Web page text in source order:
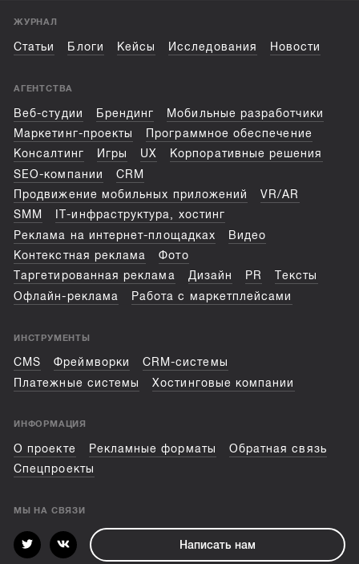
ЖУРНАЛ
Статьи Блоги Кейсы Исследования Новости
АГЕНТСТВА
Веб-студии Брендинг
Мобильные разработчики
Маркетинг-проекты
Программное обеспечение
Консалтинг
Игры UX
Корпоративные решения
SEO-компании
CRM
Продвижение мобильных приложений
VR/AR
SMM
IT-инфраструктура, хостинг
Реклама на интернет-площадках
Видео
Контекстная реклама
Фото
Таргетированная реклама
Дизайн PR
Тексты
Офлайн-реклама
Работа с маркетплейсами
ИНСТРУМЕНТЫ
CMS Фреймворки
CRM-системы
Платежные системы
Хостинговые компании
ИНФОРМАЦИЯ
О проекте Рекламные форматы
Обратная связь
Спецпроекты
МЫ НА СВЯЗИ
Написать нам